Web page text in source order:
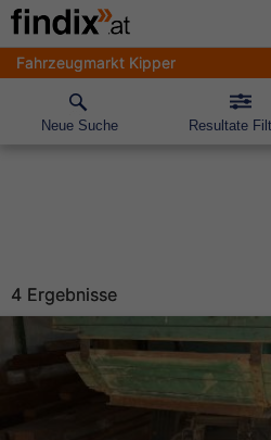
Fahrzeugmarkt Kipper
Neue Suche Resultate
4 Ergebnisse